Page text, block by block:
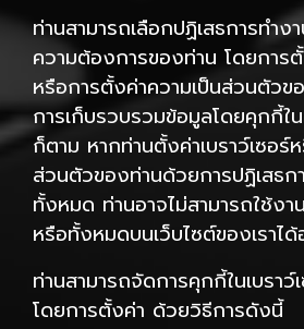
ท่านสามารถเลือกปฏิเสธการทำ
ความต้องการของท่าน โดยการตั้
หรือการตั้งค่าความเป็นส่วนตัวข
การเก็บรวบรวมข้อมูลโดยคุกกี้ใ
ก็ตาม หากท่านตั้งค่าเบราว์เซอร์
ส่วนตัวของท่านด้วยการปฏิเสธ
ทั้งหมด ท่านอาจไม่สามารถใช้ง
หรือทั้งหมดบนเว็บไซต์ของเราไ
ท่านสามารถจัดการคุกกี้ในเบราว์
โดยการตั้งค่า ด้วยวิธีการดังนี้